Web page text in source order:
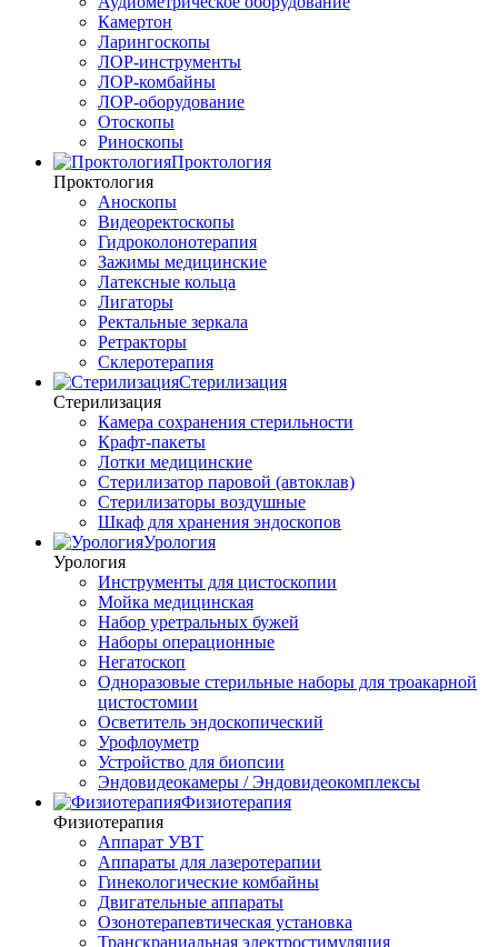
Камертон
Ларингоскопы
ЛОР-инструменты
ЛОР-комбайны
ЛОР-оборудование
Отоскопы
Риноскопы
Проктология
Проктология
Аноскопы
Видеоректоскопы
Гидроколонотерапия
Зажимы медицинские
Латексные кольца
Лигаторы
Ректальные зеркала
Ретракторы
Склеротерапия
Стерилизация
Стерилизация
Камера сохранения стерильности
Крафт-пакеты
Лотки медицинские
Стерилизатор паровой (автоклав)
Стерилизаторы воздушные
Шкаф для хранения эндоскопов
Урология
Урология
Инструменты для цистоскопии
Мойка медицинская
Набор уретральных бужей
Наборы операционные
Негатоскоп
Одноразовые стерильные наборы для троакарной
цистостомии
Осветитель эндоскопический
Урофлоуметр
Устройство для биопсии
Эндовидеокамеры / Эндовидеокомплексы
Физиотерапия
Физиотерапия
Аппарат УВТ
Аппараты для лазеротерапии
Гинекологические комбайны
Двигательные аппараты
Озонотерапевтическая установка
Транскраниальная электростимуляция